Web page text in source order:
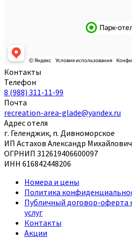
Контакты
Телефон
8 (988) 311-11-99
Почта
recreation-area-glade@yandex.ru
Адрес отеля
г. Геленджик, п. Дивноморское
ИП Астахов Александр Михайлович
ОГРНИП 312619406600097
ИНН 616842448206
Номера и цены
Политика
Публичный договор-оферта
услуг
Контакты
Акции